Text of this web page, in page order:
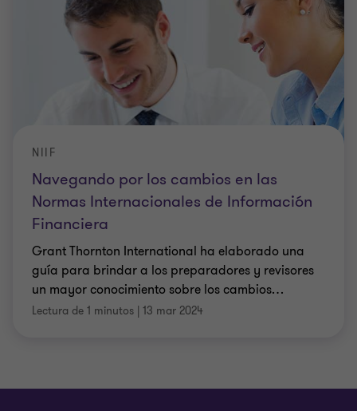
Navegando por los cambios en las
Normas Internacionales de Información
Financiera
NIIF
Grant Thornton International ha elaborado una
guía para brindar a los preparadores y revisores
un mayor conocimiento sobre los cambios…
Lectura de 1 minutos | 13 mar 2024